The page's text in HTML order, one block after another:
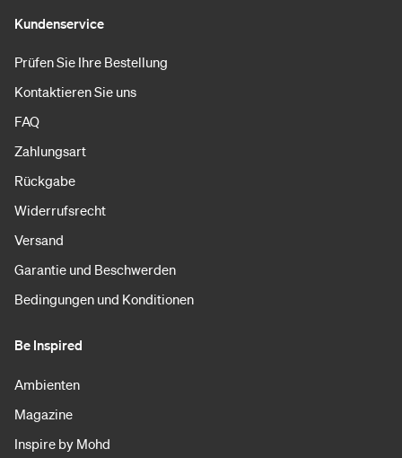
Kundenservice
Prüfen Sie Ihre Bestellung
Kontaktieren Sie uns
FAQ
Zahlungsart
Rückgabe
Widerrufsrecht
Versand
Garantie und Beschwerden
Bedingungen und Konditionen
Be Inspired
Ambienten
Magazine
Inspire by Mohd